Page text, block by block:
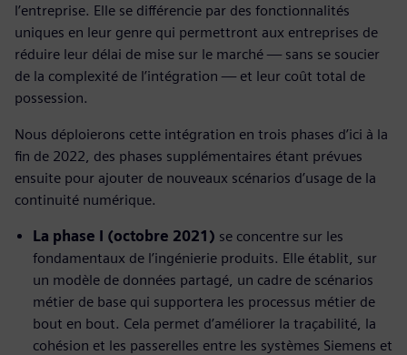
l’entreprise. Elle se différencie par des fonctionnalités
uniques en leur genre qui permettront aux entreprises de
réduire leur délai de mise sur le marché — sans se soucier
de la complexité de l’intégration — et leur coût total de
possession.
Nous déploierons cette intégration en trois phases d’ici à la
fin de 2022, des phases supplémentaires étant prévues
ensuite pour ajouter de nouveaux scénarios d’usage de la
continuité numérique.
La phase I (octobre 2021) se concentre sur les
fondamentaux de l’ingénierie produits. Elle établit, sur
un modèle de données partagé, un cadre de scénarios
métier de base qui supportera les processus métier de
bout en bout. Cela permet d’améliorer la traçabilité, la
cohésion et les passerelles entre les systèmes Siemens et